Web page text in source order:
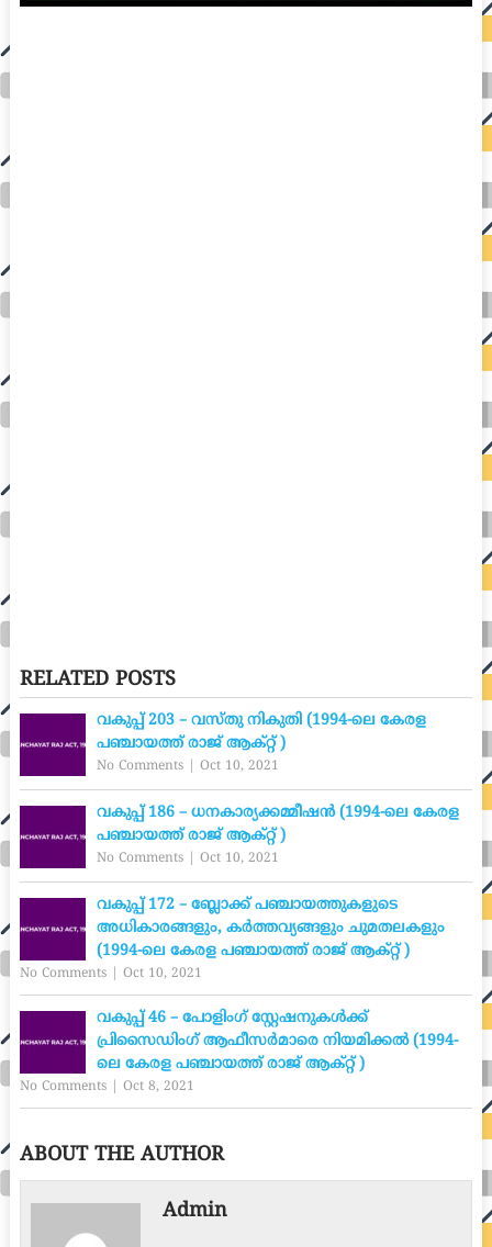
RELATED POSTS
വകുപ്പ് 203 – വസ്തു നികുതി (1994-ലെ കേരള
പഞ്ചായത്ത് രാജ് ആക്റ്റ് )
No Comments| Oct 10, 2021
വകുപ്പ് 186 – ധനകാര്യക്കമ്മീഷൻ (1994-ലെ കേരള
പഞ്ചായത്ത് രാജ് ആക്റ്റ് )
No Comments| Oct 10, 2021
വകുപ്പ് 172 – ബ്ലോക്ക് പഞ്ചായത്തുകളുടെ
അധികാരങ്ങളും, കർത്തവ്യങ്ങളും ചുമതലകളും
(1994-ലെ കേരള പഞ്ചായത്ത് രാജ് ആക്റ്റ് )
No Comments| Oct 10, 2021
വകുപ്പ് 46 – പോളിംഗ് സ്റ്റേഷനുകൾക്ക്
പ്രിസൈഡിംഗ് ആഫീസർമാരെ നിയമിക്കൽ (1994-
ലെ കേരള പഞ്ചായത്ത് രാജ് ആക്റ്റ് )
No Comments| Oct 8, 2021
ABOUT THE AUTHOR
Admin